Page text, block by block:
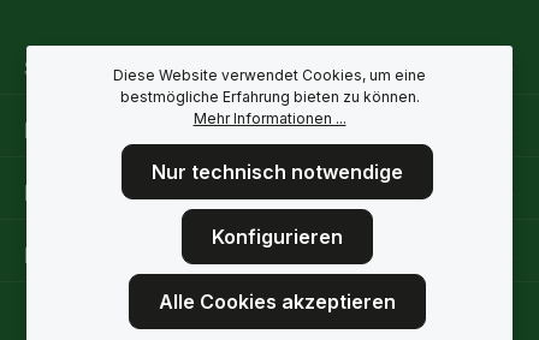
Service-Hotline
Rechtliche Hinweise
Informationen
Folge uns
Diese Website verwendet Cookies, um eine
bestmögliche Erfahrung bieten zu können.
Mehr Informationen ...
Nur technisch notwendige
Konfigurieren
Alle Cookies akzeptieren